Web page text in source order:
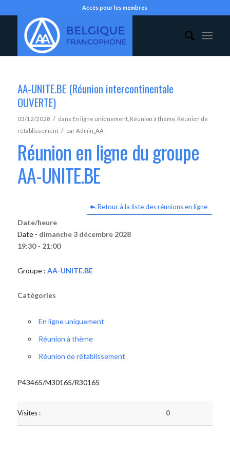
Accès pour les membres
AA-UNITE.BE (Réunion intercontinentale
OUVERTE)
03/12/2028 / dans En ligne uniquement, Réunion à thème Réunion de
rétablissement / parAdmin_AA
Réunion en ligne du groupe
AA-UNITE.BE
Retour à la liste des réunions en ligne
Date/heure
Date - dimanche 3 décembre 2028
19:30 - 21:00
Groupe : AA-UNITE.BE
Catégories
En ligne uniquement
Réunion à thème
Réunion de rétablissement
P43465/M30165/R30165
Visites : 0